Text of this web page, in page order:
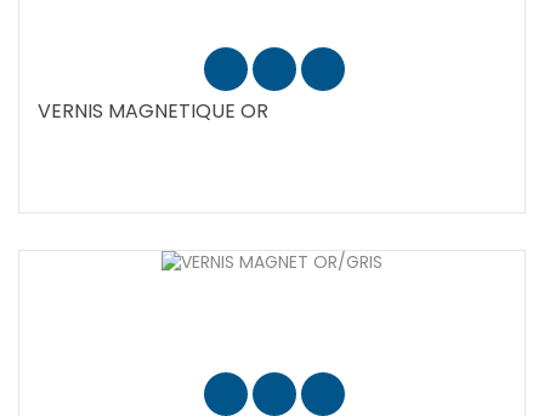
VERNIS MAGNETIQUE OR